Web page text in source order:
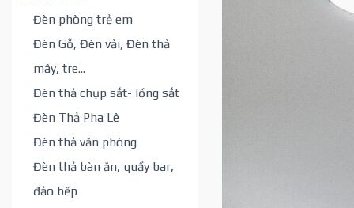
Đèn phòng trẻ em
Đèn Gỗ, Đèn vải, Đèn thả
mây, tre...
Đèn thả chụp sắt- lồng sắt
Đèn Thả Pha Lê
Đèn thả văn phòng
Đèn thả bàn ăn, quầy bar,
đảo bếp